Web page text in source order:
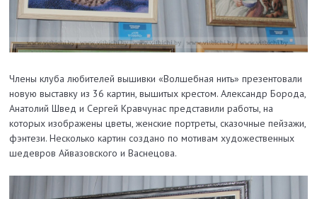
Члены клуба любителей вышивки «Волшебная нить» презентовали
новую выставку из 36 картин, вышитых крестом. Александр Борода,
Анатолий Швед и Сергей Кравчунас представили работы, на
которых изображены цветы, женские портреты, сказочные пейзажи,
фэнтези. Несколько картин создано по мотивам художественных
шедевров Айвазовского и Васнецова.